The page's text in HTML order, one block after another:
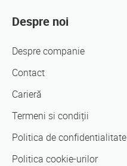
Despre noi
Despre companie
Contact
Carieră
Termeni si condiții
Politica de confidentialitate
Politica cookie-urilor